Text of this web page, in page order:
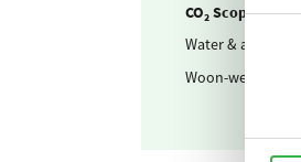
CO₂ Scope 3
Water & afvalwater
Woon-werkverkeer